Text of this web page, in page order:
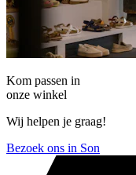
Kom passen in
onze winkel
Wij helpen je graag!
Bezoek ons in Son